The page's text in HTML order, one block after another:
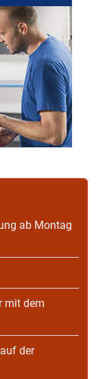
ab Montag
mit dem
der